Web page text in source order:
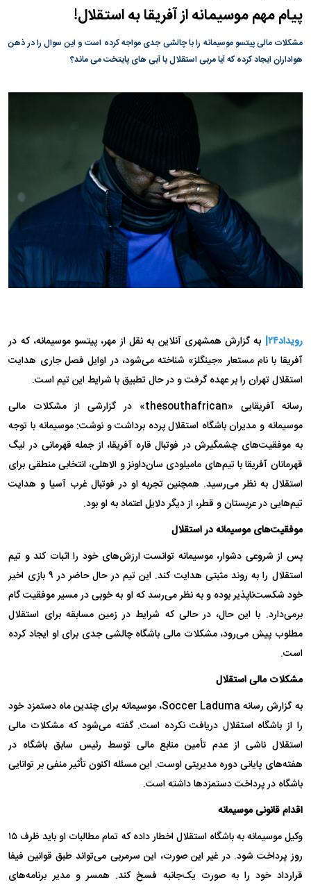
پیام مهم موسیمانه از آفریقا به استقلال!
مشکلات مالی پیتسو موسیمانه را با چالشی جدی مواجه کرده است و این سوال را در ذهن
هواداران ایجاد کرده که آیا مربی استقلال با آبی های پایتخت می ماند؟
رویداد۲۴|
به گزارش همشهری آنلاین به نقل از مهر، پیتسو موسیمانه، که در
آفریقا با نام مستعار «جینگلز» شناخته می‌شود، در اوایل فصل جاری هدایت
استقلال تهران را بر عهده گرفت و در حال تطبیق با شرایط این تیم است.
رسانه آفریقایی «thesouthafrican‌» در گزارشی از مشکلات مالی
موسیمانه و مدیران باشگاه استقلال پرده برداشت و نوشت: موسیمانه با توجه
به موفقیت‌های چشمگیرش در فوتبال قاره آفریقا، از جمله قهرمانی در لیگ
قهرمانان آفریقا با تیم‌های مامیلودی سان‌داونز و الاهلی، انتخابی منطقی برای
استقلال به نظر می‌رسید. همچنین تجربه او در فوتبال غرب آسیا و هدایت
تیم‌هایی در عربستان و قطر، از دیگر دلایل اعتماد به او بود.
موفقیت‌های موسیمانه در استقلال
پس از شروعی دشوار، موسیمانه توانست ارزش‌های خود را اثبات کند و تیم
استقلال را به روند مثبتی هدایت کند. این تیم در حال حاضر در ۹ بازی اخیر
خود شکست‌ناپذیر بوده و به نظر می‌رسد که او به خوبی در مسیر موفقیت گام
برمی‌دارد. با این حال، در حالی که شرایط در زمین مسابقه برای استقلال
مطلوب پیش می‌رود، مشکلات مالی باشگاه چالشی جدی برای او ایجاد کرده
است.
مشکلات مالی استقلال
به گزارش رسانه Soccer Laduma، موسیمانه برای چندین ماه دستمزد خود
را از باشگاه استقلال دریافت نکرده است. گفته می‌شود که مشکلات مالی
استقلال ناشی از عدم تأمین منابع مالی توسط رئیس سابق باشگاه در
هفته‌های پایانی دوره مدیریتی اوست. این مسئله اکنون تأثیر منفی بر توانایی
باشگاه در پرداخت دستمزدها داشته است.
اقدام قانونی موسیمانه
وکیل موسیمانه به باشگاه استقلال اخطار داده که تمام مطالبات او باید ظرف ۱۵
روز پرداخت شود. در غیر این صورت، این سرمربی می‌تواند طبق قوانین فیفا
قرارداد خود را به صورت یک‌جانبه فسخ کند. همسر و مدیر برنامه‌های